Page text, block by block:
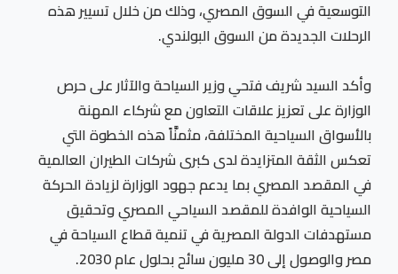
التوسعية في السوق المصري، وذلك من خلال تسيير هذه
الرحلات الجديدة من السوق البولندي.
وأكد السيد شريف فتحي وزير السياحة والآثار على حرص
الوزارة على تعزيز علاقات التعاون مع شركاء المهنة
بالأسواق السياحية المختلفة، مثمنَّاً هذه الخطوة التي
تعكس الثقة المتزايدة لدى كبرى شركات الطيران العالمية
في المقصد المصري بما يدعم جهود الوزارة لزيادة الحركة
السياحية الوافدة للمقصد السياحي المصري وتحقيق
مستهدفات الدولة المصرية في تنمية قطاع السياحة في
مصر والوصول إلى 30 مليون سائح بحلول عام 2030.